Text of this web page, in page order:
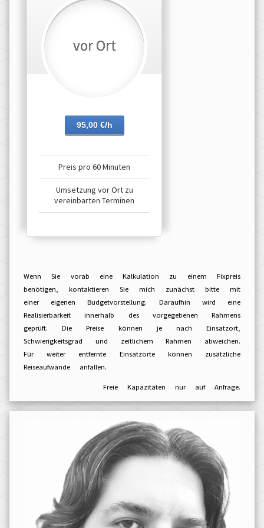
vor Ort
95,00 €/h
Preis pro 60 Minuten
Umsetzung vor Ort zu
vereinbarten Terminen
Wenn Sie vorab eine Kalkulation zu einem Fixpreis
benötigen, kontaktieren Sie mich zunächst bitte mit
einer eigenen Budgetvorstellung. Daraufhin wird eine
Realisierbarkeit innerhalb des vorgegebenen Rahmens
geprüft. Die Preise können je nach Einsatzort,
Schwierigkeitsgrad und zeitlichem Rahmen abweichen.
Für weiter entfernte Einsatzorte können zusätzliche
Reiseaufwände anfallen.
Freie Kapazitäten nur auf Anfrage.